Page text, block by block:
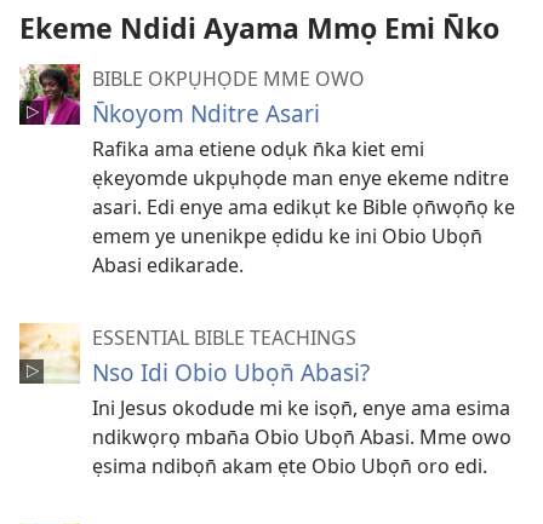
Ekeme Ndidi Ayama Mmọ Emi N̄ko
BIBLE OKPỤHỌDE MME OWO
N̄koyom Nditre Asari
Rafika ama etiene odụk n̄ka kiet emi
ẹkeyomde ukpụhọde man enye ekeme nditre
asari. Edi enye ama edikụt ke Bible ọn̄wọn̄ọ ke
emem ye unenikpe ẹdidu ke ini Obio Ubọn̄
Abasi edikarade.
ESSENTIAL BIBLE TEACHINGS
Nso Idi Obio Ubọn̄ Abasi?
Ini Jesus okodude mi ke isọn̄, enye ama esima
ndikwọrọ mban̄a Obio Ubọn̄ Abasi. Mme owo
ẹsima ndibọn̄ akam ẹte Obio Ubọn̄ oro edi.